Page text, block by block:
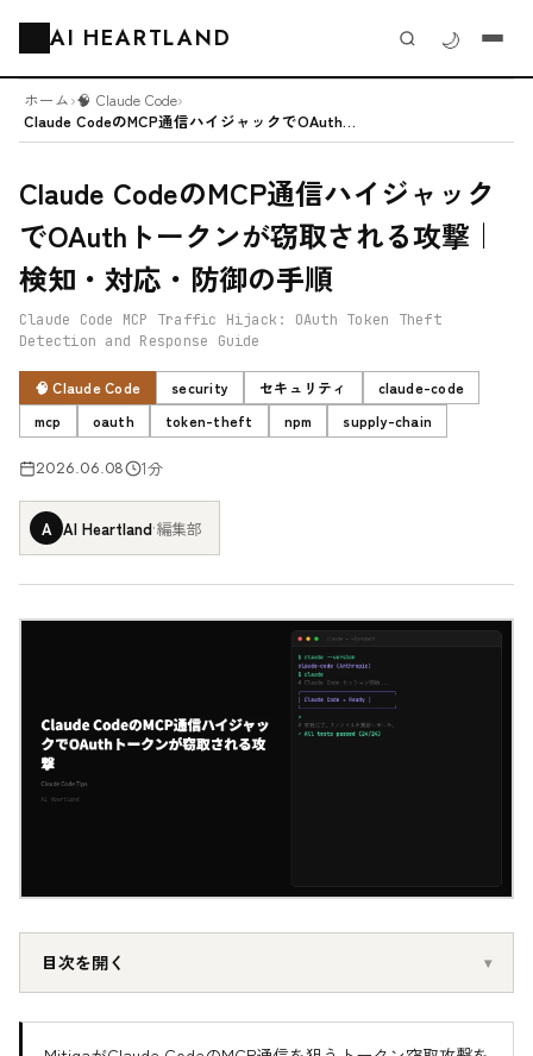
AI HEARTLAND 🌙
ホーム›🧠 Claude Code›
Claude CodeのMCP通信ハイジャックでOAuthトークンが窃取さ...
Claude CodeのMCP通信ハイジャック
でOAuthトークンが窃取される攻撃｜
検知・対応・防御の手順
Claude Code MCP Traffic Hijack: OAuth Token Theft
Detection and Response Guide
🧠 Claude Code security セキュリティ
claude-code
mcp
oauth token-theft npm supply-chain
2026.06.08 1分
A AI Heartland·編集部
目次を開く